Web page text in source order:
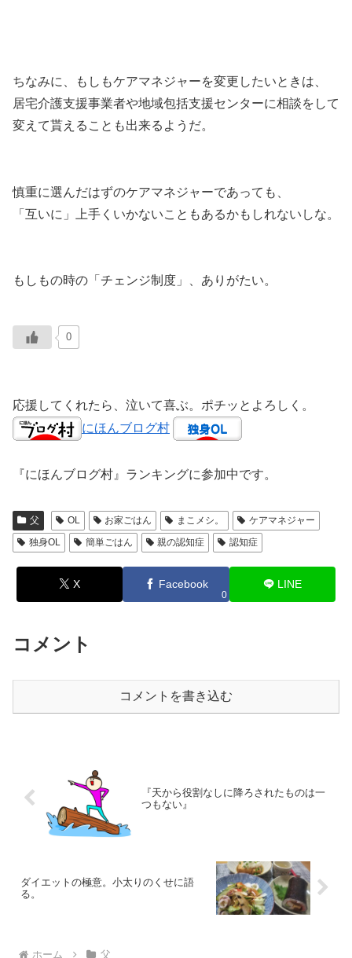
ちなみに、もしもケアマネジャーを変更したいときは、
居宅介護支援事業者や地域包括支援センターに相談をして
変えて貰えることも出来るようだ。
慎重に選んだはずのケアマネジャーであっても、
「互いに」上手くいかないこともあるかもしれないしな。
もしもの時の「チェンジ制度」、ありがたい。
0
応援してくれたら、泣いて喜ぶ。ポチッとよろしく。
にほんブログ村
『にほんブログ村』ランキングに参加中です。
父 OL お家ごはん まこメシ。
ケアマネジャー
独身OL
簡単ごはん 親の認知症 認知症
X Facebook
0
LINE
コメント
コメントを書き込む
『天から役割なしに降ろされたものは一
つもない』
ダイエットの極意。小太りのくせに語
る。
ホーム 父